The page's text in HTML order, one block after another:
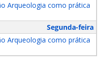
Arqueologia como prática
Segunda-feira
Arqueologia como prática